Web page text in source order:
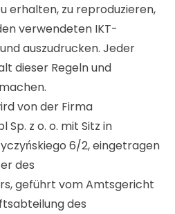
erhalten, zu reproduzieren,
verwendeten IKT-
auszudrucken. Jeder
dieser Regeln und
von der Firma
Sp. z o. o. mit Sitz in
6/2, eingetragen
des
geführt vom Amtsgericht
des